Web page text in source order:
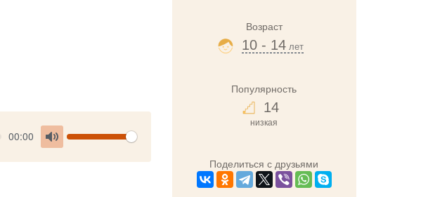
Current
00:00
Toggle
Volume
Возраст
10 - 14лет
Популярность
14
низкая
Поделиться с друзьями